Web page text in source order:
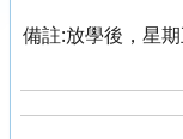
備註:放學後，星